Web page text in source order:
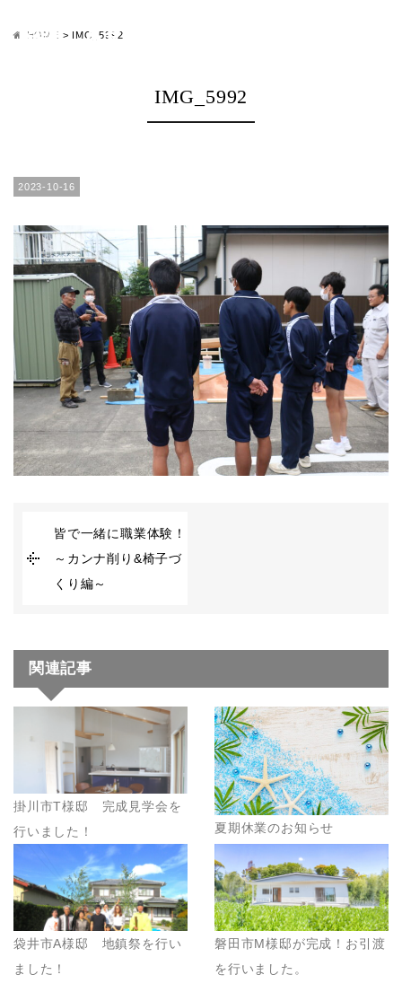
HOME > IMG_5992
IMG_5992
2023-10-16
皆で一緒に職業体験！
～カンナ削り&椅子づ
くり編～
関連記事
掛川市T様邸 完成見学会を
行いました！
夏期休業のお知らせ
袋井市A様邸 地鎮祭を行い
ました！
磐田市M様邸が完成！お引渡
を行いました。